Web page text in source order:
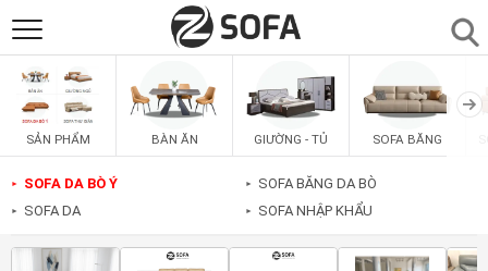
SẢN PHẨM
SOFAS
PHÒNG ĂN
SẢN PHẨM BÀN ĂN GIƯỜNG - TỦ SOFA BĂNG
► SOFA DA BÒ Ý
► SOFA DA
► SOFA BĂNG DA BÒ
► SOFA NHẬP KHẨU